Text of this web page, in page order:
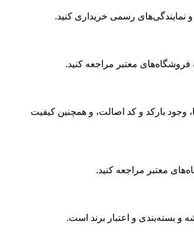
نمایندگی‌های رسمی خریداری کنید.
معتبر مراجعه کنید.
بارکد و کد اصالت، و همچنین کیفیت
معتبر مراجعه کنید.
بسته‌بندی و اعتبار برند است.